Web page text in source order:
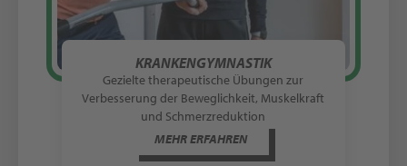
KRANKENGYMNASTIK
Gezielte therapeutische Übungen zur
Verbesserung der Beweglichkeit, Muskelkraft
und Schmerzreduktion
MEHR ERFAHREN